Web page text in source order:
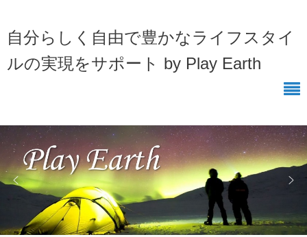
自分らしく自由で豊かなライフスタイ
ルの実現をサポート by Play Earth